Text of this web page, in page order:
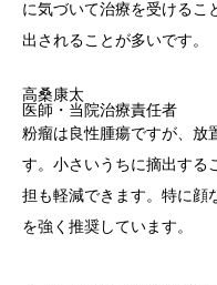
に気づいて治療を受けるこ
出されることが多いです。
高桑康太
医師・当院治療責任者
粉瘤は良性腫瘍ですが、放
す。小さいうちに摘出する
担も軽減できます。特に顔
を強く推奨しています。